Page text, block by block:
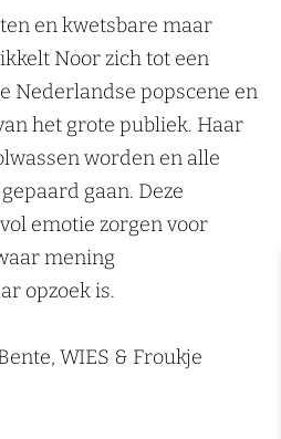
en kwetsbare maar
Noor zich tot een
Nederlandse popscene en
het grote publiek. Haar
worden en alle
gaan. Deze
emotie zorgen voor
mening
opzoek is.
WIES & Froukje